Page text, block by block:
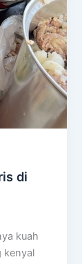
di
kuah
kenyal